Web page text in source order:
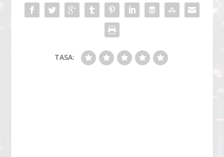
TASA: